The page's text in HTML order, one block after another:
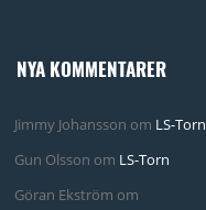
NYA KOMMENTARER
Jimmy Johansson om LS-Torn
Gun Olsson om LS-Torn
Göran Ekström om